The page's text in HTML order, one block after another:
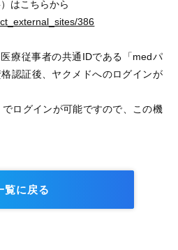
はこちらから
386
療従事者の共通IDである「medパ
認証後、ヤクメドへのログインが
ログインが可能ですので、この機
覧に戻る